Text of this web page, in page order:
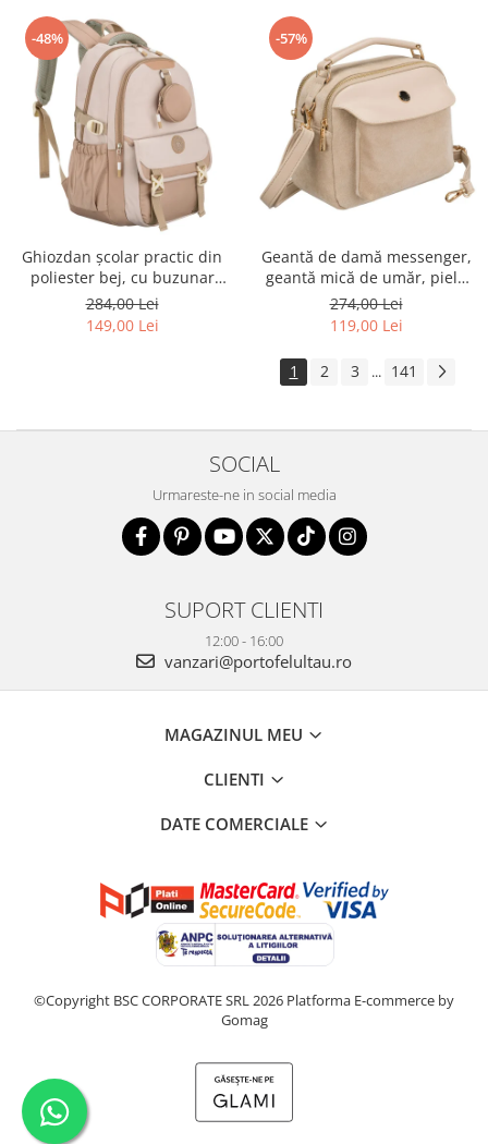
-48%
Ghiozdan școlar practic din
poliester bej, cu buzunar
suplimentar și spațiu pentru
o sticlă de apă - Peterson PTR-
PTN 8610-1341 BEIGE
284,00 Lei
149,00 Lei
-57%
Geantă de damă messenger,
geantă mică de umăr, piele
ecologică, geantă bej cu
fermoar la modă - Peterson
PTR-PTN MX02-P-7717-D.BE
274,00 Lei
119,00 Lei
1 2 3 ... 141
SOCIAL
Urmareste-ne in social media
SUPORT CLIENTI
12:00 - 16:00
vanzari@portofelultau.ro
MAGAZINUL MEU
CLIENTI
DATE COMERCIALE
©Copyright BSC CORPORATE SRL 2026 Platforma E-commerce by
Gomag